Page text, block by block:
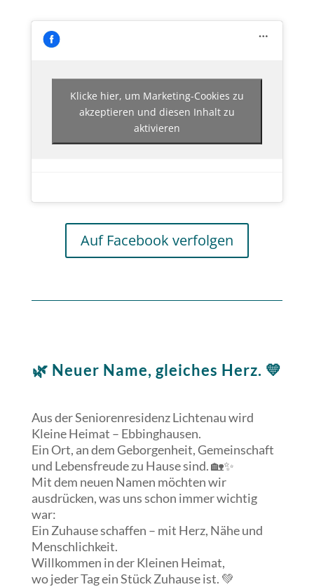
Klicke hier, um Marketing-Cookies zu
akzeptieren und diesen Inhalt zu
aktivieren
Auf Facebook verfolgen
🌿 Neuer Name, gleiches Herz. 💛
Aus der Seniorenresidenz Lichtenau wird
Kleine Heimat – Ebbinghausen.
Ein Ort, an dem Geborgenheit, Gemeinschaft
und Lebensfreude zu Hause sind. 🏡✨
Mit dem neuen Namen möchten wir
ausdrücken, was uns schon immer wichtig
war:
Ein Zuhause schaffen – mit Herz, Nähe und
Menschlichkeit.
Willkommen in der Kleinen Heimat,
wo jeder Tag ein Stück Zuhause ist. 💚